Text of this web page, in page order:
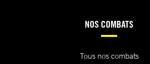
NOS COMBATS
Tous nos combats